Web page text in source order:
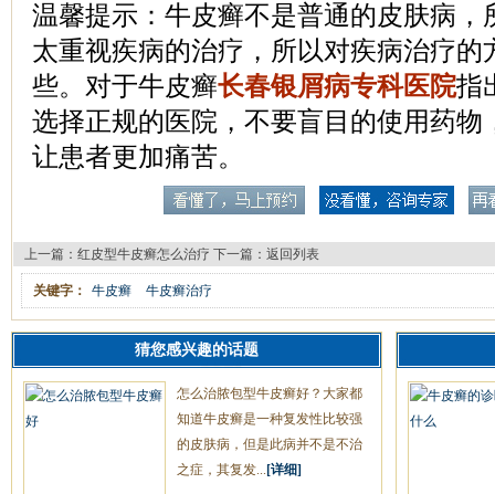
温馨提示：牛皮癣不是普通的皮肤病，
太重视疾病的治疗，所以对疾病治疗的
些。对于牛皮癣长春银屑病专科医院指
选择正规的医院，不要盲目的使用药物
让患者更加痛苦。
上一篇： 红皮型牛皮癣怎么治疗 下一篇： 返回列表
关键字： 牛皮癣 牛皮癣治疗
猜您感兴趣的话题
怎么治脓包型牛皮癣好？大家都
知道牛皮癣是一种复发性比较强
的皮肤病，但是此病并不是不治
之症，其复发... [详细]